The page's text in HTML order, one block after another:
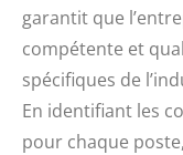
garantit que
compétente et
spécifiques de
En identifiant les
pour chaque